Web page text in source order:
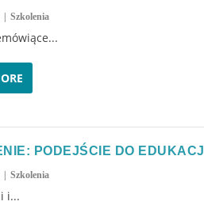
|Szkolenia
PODEJŚCIE DO EDUKACJI
|Szkolenia
i...